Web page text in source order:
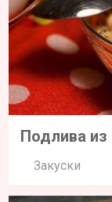
Подлива
Закуски